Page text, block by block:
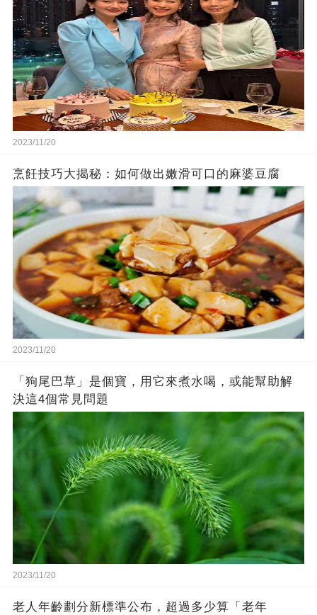
2023/11/20
烹飪技巧大揭秘：如何做出嫩滑可口的麻婆豆腐
2023/11/20
「狗尾巴草」是個寶，用它來煮水喝，或能幫助解
決這4個常見問題
2023/11/20
老人年齡劃分新標準公布，超過多少算「老年